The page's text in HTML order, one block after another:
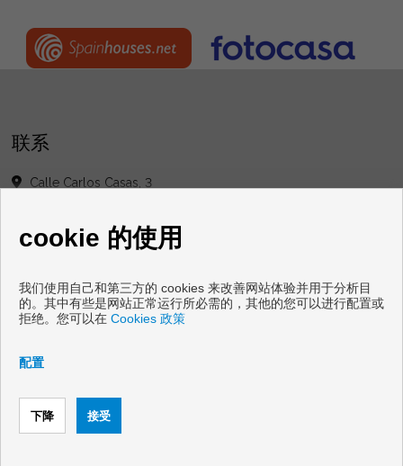
联系
Calle Carlos Casas, 3
info@grupogordoninmobiliaria.com
cristinagrupogordon@yahoo.es
星期六 : 10:00 - 13:00
出售地板和住房桑亨霍
cookie 的使用
我们使用自己和第三方的 cookies 来改善网站体验并用于分析目
的。其中有些是网站正常运行所必需的，其他的您可以进行配置或
拒绝。您可以在 Cookies 政策
配置